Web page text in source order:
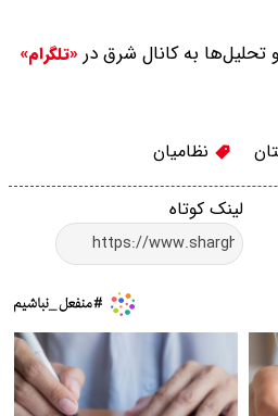
تحلیل‌ها به کانال شرق در «تلگرام»
نظامیان
لینک کوتاه